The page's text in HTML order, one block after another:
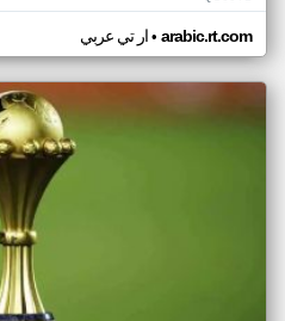
ار تي عربي• arabic.rt.com